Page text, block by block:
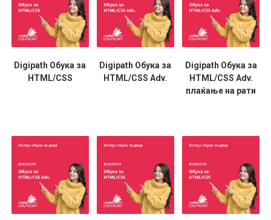
Digipath Обука за
HTML/CSS
Digipath Обука за
HTML/CSS Adv.
Digipath Обука за
HTML/CSS Adv.
плаќање на рати